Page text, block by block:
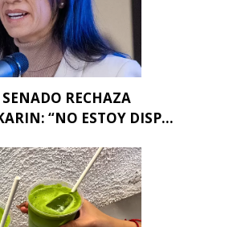
RECHAZA
“NO ESTOY DISP...